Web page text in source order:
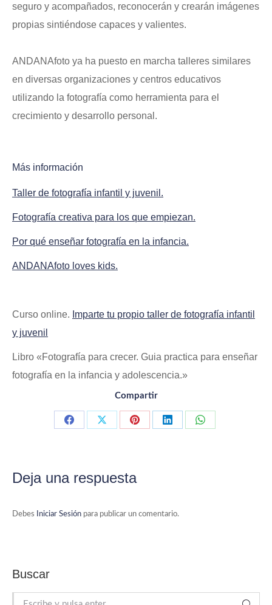
seguro y acompañados, reconocerán y crearán imágenes
propias sintiéndose capaces y valientes.
ANDANAfoto ya ha puesto en marcha talleres similares
en diversas organizaciones y centros educativos
utilizando la fotografía como herramienta para el
crecimiento y desarrollo personal.
Más información
Taller de fotografía infantil y juvenil.
Fotografía creativa para los que empiezan.
Por qué enseñar fotografía en la infancia.
ANDANAfoto loves kids.
Curso online. Imparte tu propio taller de fotografía infantil
y juvenil
Libro «Fotografía para crecer. Guia practica para enseñar
fotografía en la infancia y adolescencia.»
Compartir
Compartir con Facebook
Compartir con X
Compartir con Pinterest
Compartir con LinkedIn
Compartir con
Deja una respuesta
Debes Iniciar Sesión para publicar un comentario.
Buscar
Buscar: